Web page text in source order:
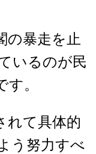
の暴走を止
いるのが民
。
れて具体的
う努力すべ